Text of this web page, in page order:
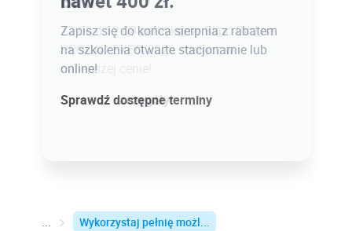
12.08 o 12:08 zamykamy Blind Bird na
PROCAD EXPO 2026 - dołącz w
najlepszej cenie!
Sprawdź szczegóły!
Zapisz się do końca sierpnia z rabatem
na szkolenia otwarte stacjonarnie lub
online!
Sprawdź dostępne terminy
Wykorzystaj pełnię możl...